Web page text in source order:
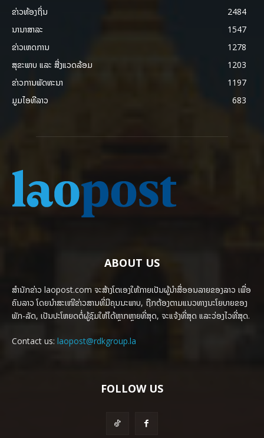
ຂ່າວທ້ອງຖິ່ນ
2484
ນານາສາລະ
1547
ຂ່າວເຫດການ
1278
ສຸຂະພາບ ແລະ ສີ່ງແວດລ້ອມ
1203
ຂ່າວການພັດທະນາ
1197
ມູມໄອທີລາວ
683
ABOUT US
ສຳນັກຂ່າວ laopost.com ຈະສ້າງໂຕເອງໃຫ້ກາຍເປັນຜູ້ນຳສື່ອອນລາຍຂອງລາວ ເພື່ອ
ຄົນລາວ ໂດຍນຳສະເໜີຂ່າວສານທີ່ມີຄຸນນະພາບ, ຖືກຕ້ອງຕາມແນວທາງນະໂຍບາຍຂອງ
ພັກ-ລັດ, ເປັນປະໂຫຍດຕໍ່ຜູ້ຊົມໃຫ້ໄດ້ຫຼາກຫຼາຍທີ່ສຸດ, ຈະແຈ້ງທີ່ສຸດ ແລະວ່ອງໄວທີ່ສຸດ.
Contact us: laopost@rdkgroup.la
FOLLOW US